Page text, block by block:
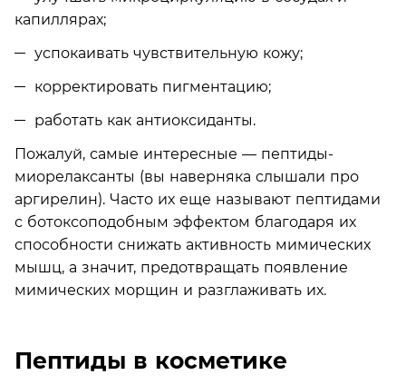
капиллярах;
успокаивать чувствительную кожу;
корректировать пигментацию;
работать как антиоксиданты.
Пожалуй, самые интересные — пептиды-
миорелаксанты (вы наверняка слышали про
аргирелин). Часто их еще называют пептидами
с ботоксоподобным эффектом благодаря их
способности снижать активность мимических
мышц, а значит, предотвращать появление
мимических морщин и разглаживать их.
Пептиды в косметике